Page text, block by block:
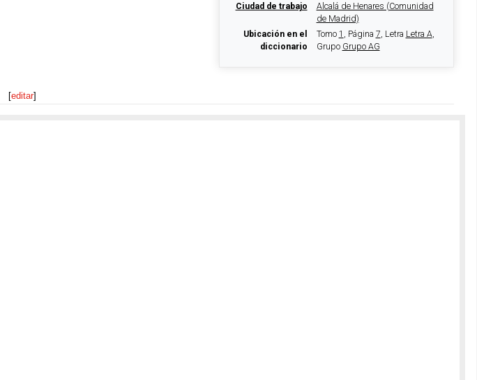
Ciudad de trabajo
Alcalá de Henares (Comunidad
de Madrid)
Ubicación en el
diccionario
Tomo 1 , Página 7 , Letra Letra A
Grupo Grupo AG
[editar]